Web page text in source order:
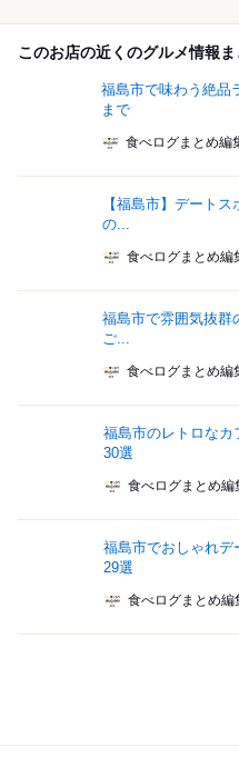
このお店の近くのグルメ情報
福島市で味わう絶品
まで
食べログまとめ編
【福島市】デート
の...
食べログまとめ編
福島市で雰囲気抜群
ご...
食べログまとめ編
福島市のレトロなカ
30選
食べログまとめ編
福島市でおしゃれデ
29選
食べログまとめ編